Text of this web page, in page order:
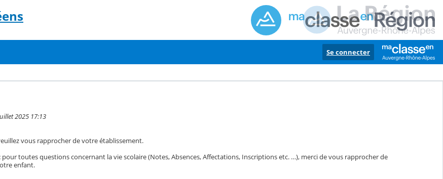
Se connecter
2025 17:13
vous rapprocher de votre établissement.
: pour toutes questions concernant la vie scolaire (Notes, Absences, Affectations, Inscriptions etc. …), merci de vous rapprocher de
enfant.